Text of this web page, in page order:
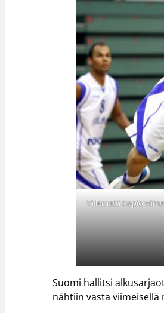
Villematti Kopio
Suomi hallitsi
nähtiin vasta viimeisellä